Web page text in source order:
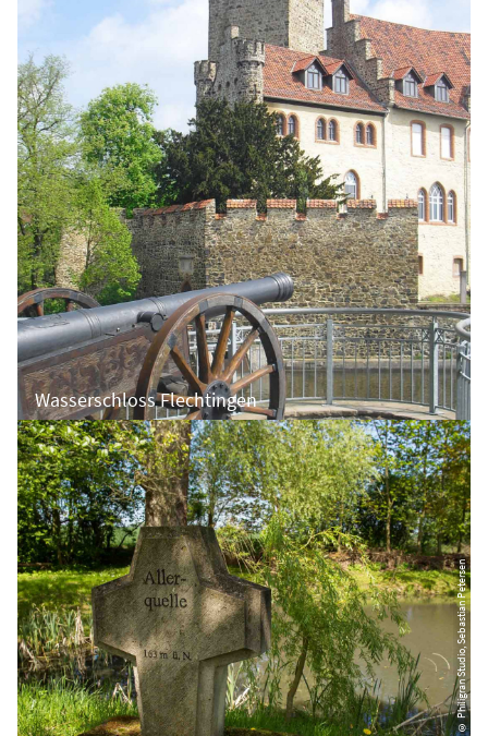
Wasserschloss Flechtingen
© Philigran Studio, Sebastian Petersen